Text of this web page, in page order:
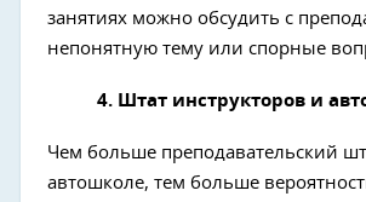
занятиях можно обсудить с
непонятную тему или спорные
4. Штат инструкторов и
Чем больше преподавательский
автошколе, тем больше